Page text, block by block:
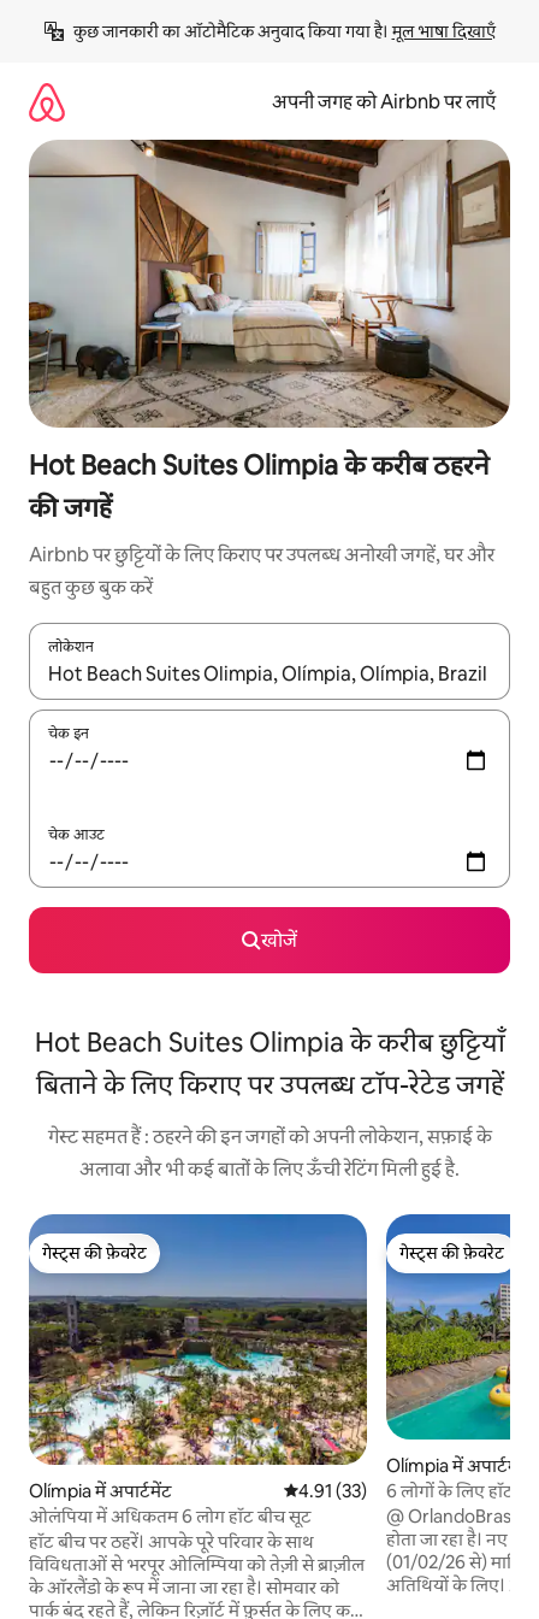
छोड़कर
कॉन्टेंट
कुछ जानकारी का ऑटोमैटिक अनुवाद किया गया है। मूल भाषा दिखाएँ
अपनी जगह को Airbnb पर लाएँ
Hot Beach Suites Olimpia के करीब ठहरने
की जगहें
Airbnb पर छुट्टियों के लिए किराए पर उपलब्ध अनोखी जगहें, घर और
बहुत कुछ बुक करें
लोकेशन
नतीजों के उपलब्ध होने पर, अप और डाउन 'ऐरो की' का इस्तेमाल करके नेविगेट
चेक इन
चेक आउट
खोजें
Hot Beach Suites Olimpia के करीब छुट्टियाँ
बिताने के लिए किराए पर उपलब्ध टॉप-रेटेड जगहें
गेस्ट सहमत हैं : ठहरने की इन जगहों को अपनी लोकेशन, सफ़ाई के
अलावा और भी कई बातों के लिए ऊँची रेटिंग मिली हुई है.
गेस्ट्स की फ़ेवरेट
गेस्ट्स की फ़ेवरेट
Olímpia में अपार्टमेंट औसत रेटिंग 5 में से 4.91, 33 समीक्षाएँ
4.91 (33)
ओलंपिया में अधिकतम 6 लोग हॉट बीच सूट
हॉट बीच पर ठहरें। आपके पूरे परिवार के साथ
विविधताओं से भरपूर ओलिम्पिया को तेज़ी से ब्राज़ील
के ऑरलैंडो के रूप में जाना जा रहा है। सोमवार को
पार्क बंद रहते हैं, लेकिन रिज़ॉर्ट में फ़ुर्सत के लिए कई
गेस्ट्स की फ़ेवरेट
गेस्ट्स की फ़ेवरेट
Olímpia में अपार्टमेंट
6 लोगों के लिए
हिस्सा*
@
होता जा रहा है। नए मूल्य – पार्क हॉट बीच पासपोर्ट
(01/02/26 से) मालिक की अनुपस्थिति में मेहमानों/
अतिथियों के लिए। 2 दिन या उससे अधिक: 1 बेडरूम